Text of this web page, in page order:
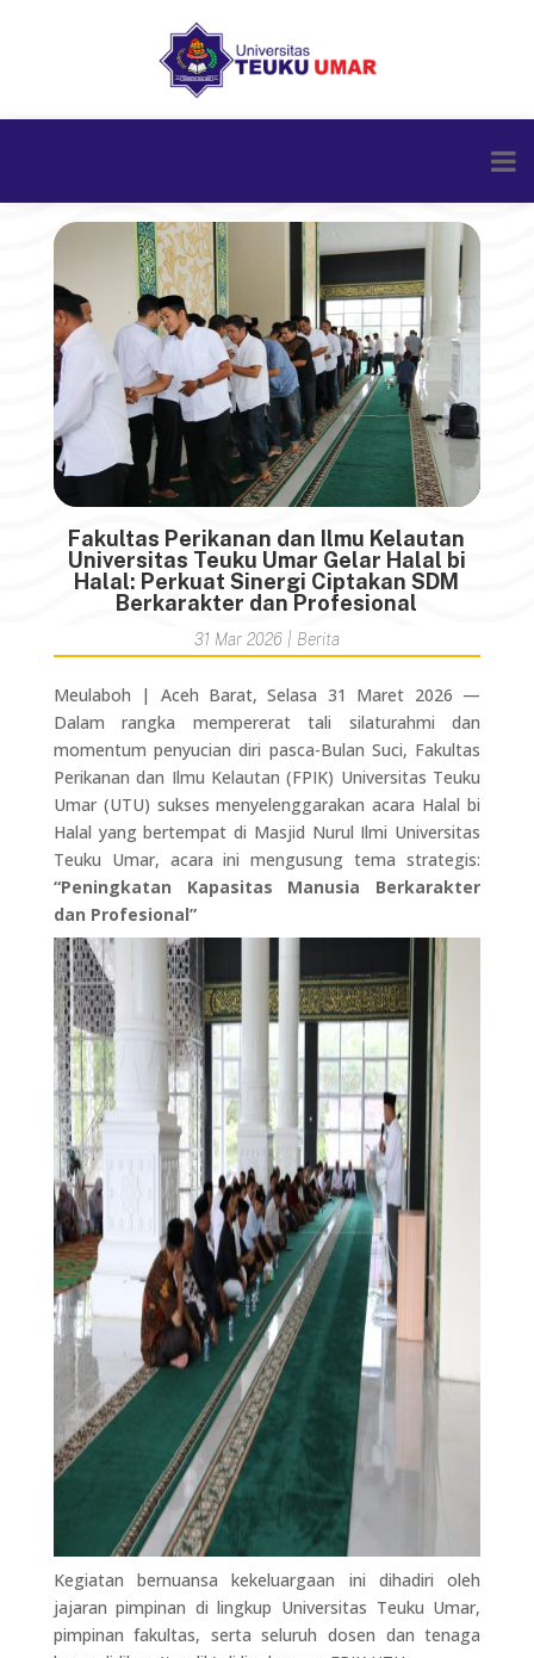
Fakultas Perikanan dan Ilmu Kelautan
Universitas Teuku Umar Gelar Halal bi
Halal: Perkuat Sinergi Ciptakan SDM
Berkarakter dan Profesional
31 Mar 2026| Berita
Meulaboh | Aceh Barat, Selasa 31 Maret 2026 —
Dalam rangka mempererat tali silaturahmi dan
momentum penyucian diri pasca-Bulan Suci, Fakultas
Perikanan dan Ilmu Kelautan (FPIK) Universitas Teuku
Umar (UTU) sukses menyelenggarakan acara Halal bi
Halal yang bertempat di Masjid Nurul Ilmi Universitas
Teuku Umar, acara ini mengusung tema strategis:
“Peningkatan Kapasitas Manusia Berkarakter
dan Profesional”
Kegiatan bernuansa kekeluargaan ini dihadiri oleh
jajaran pimpinan di lingkup Universitas Teuku Umar,
pimpinan fakultas, serta seluruh dosen dan tenaga